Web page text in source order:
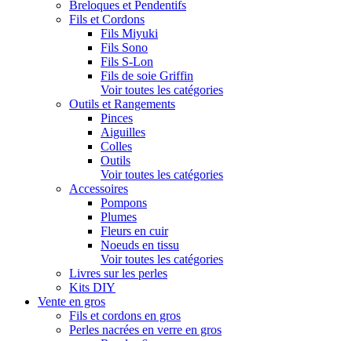
Breloques et Pendentifs
Fils et Cordons
Fils Miyuki
Fils Sono
Fils S-Lon
Fils de soie Griffin
Voir toutes les catégories
Outils et Rangements
Pinces
Aiguilles
Colles
Outils
Voir toutes les catégories
Accessoires
Pompons
Plumes
Fleurs en cuir
Noeuds en tissu
Voir toutes les catégories
Livres sur les perles
Kits DIY
Vente en gros
Fils et cordons en gros
Perles nacrées en verre en gros